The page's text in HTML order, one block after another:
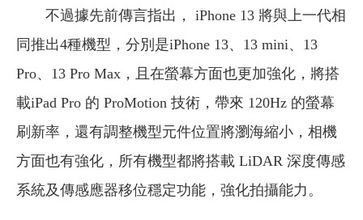
不過據先前傳言指出， iPhone 13 將與上一代相
同推出4種機型，分別是iPhone 13、13 mini、13
Pro、13 Pro Max，且在螢幕方面也更加強化，將搭
載iPad Pro 的 ProMotion 技術，帶來 120Hz 的螢幕
刷新率，還有調整機型元件位置將瀏海縮小，相機
方面也有強化，所有機型都將搭載 LiDAR 深度傳感
系統及傳感應器移位穩定功能，強化拍攝能力。